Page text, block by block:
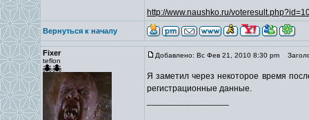
http://www.naushko.ru/
Вернуться к началу
Fixer
teflon
Добавлено: Вс Фев 21, 2010 8:30 pm
Я заметил через некоторое время
регистрационные данные.